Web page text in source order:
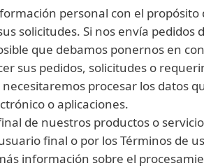
personal con el
solicitudes. Si nos envía
que debamos ponernos en
sus pedidos, solicitudes o
necesitaremos procesar los datos
o aplicaciones.
de nuestros productos o
final o por los Términos de
información sobre el